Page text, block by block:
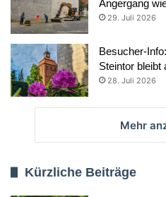
Angergang
29. Juli 2026
Besucher-
Steintor bleibt
28. Juli 2026
Mehr
Kürzliche Beiträge